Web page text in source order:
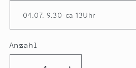
Anzahl